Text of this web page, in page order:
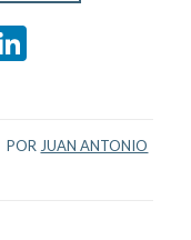
LinkedIn
POR JUAN ANTONIO